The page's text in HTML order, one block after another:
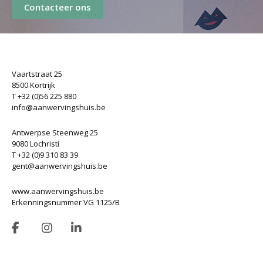
Contacteer ons
Vaartstraat 25
8500 Kortrijk
T +32 (0)56 225 880
info@aanwervingshuis.be
Antwerpse Steenweg 25
9080 Lochristi
T +32 (0)9 310 83 39
gent@aanwervingshuis.be
www.aanwervingshuis.be
Erkenningsnummer VG 1125/B